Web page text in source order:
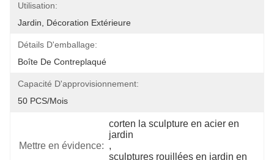
Utilisation:
Jardin, Décoration Extérieure
Détails D'emballage:
Boîte De Contreplaqué
Capacité D'approvisionnement:
50 PCS/mois
Mettre en évidence:
corten la sculpture en acier en
jardin
,
sculptures rouillées en jardin en